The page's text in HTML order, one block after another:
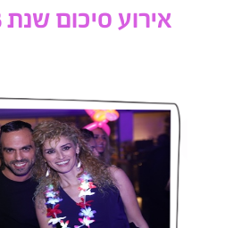
אירוע סיכום שנת 2018